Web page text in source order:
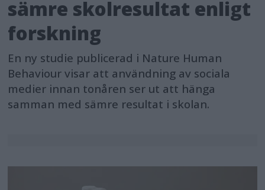
sämre skolresultat enligt
forskning
En ny studie publicerad i Nature Human
Behaviour visar att användning av sociala
medier innan tonåren ser ut att hänga
samman med sämre resultat i skolan.